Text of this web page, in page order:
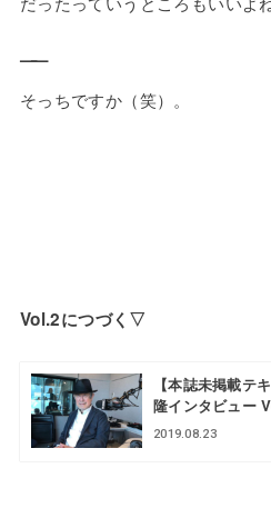
——
そっちですか（笑）。
Vol.2につづく▽
【本誌未掲載テ
隆インタビュー
2019.08.23